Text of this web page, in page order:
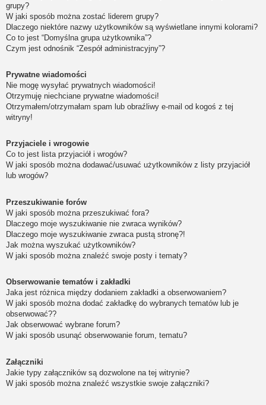
grupy?
W jaki sposób można zostać liderem grupy?
Dlaczego niektóre nazwy użytkowników są wyświetlane innymi kolorami?
Co to jest “Domyślna grupa użytkownika”?
Czym jest odnośnik “Zespół administracyjny”?
Prywatne wiadomości
Nie mogę wysyłać prywatnych wiadomości!
Otrzymuję niechciane prywatne wiadomości!
Otrzymałem/otrzymałam spam lub obraźliwy e-mail od kogoś z tej
witryny!
Przyjaciele i wrogowie
Co to jest lista przyjaciół i wrogów?
W jaki sposób można dodawać/usuwać użytkowników z listy przyjaciół
lub wrogów?
Przeszukiwanie forów
W jaki sposób można przeszukiwać fora?
Dlaczego moje wyszukiwanie nie zwraca wyników?
Dlaczego moje wyszukiwanie zwraca pustą stronę?!
Jak można wyszukać użytkowników?
W jaki sposób można znaleźć swoje posty i tematy?
Obserwowanie tematów i zakładki
Jaka jest różnica między dodaniem zakładki a obserwowaniem?
W jaki sposób można dodać zakładkę do wybranych tematów lub je
obserwować??
Jak obserwować wybrane forum?
W jaki sposób usunąć obserwowanie forum, tematu?
Załączniki
Jakie typy załączników są dozwolone na tej witrynie?
W jaki sposób można znaleźć wszystkie swoje załączniki?